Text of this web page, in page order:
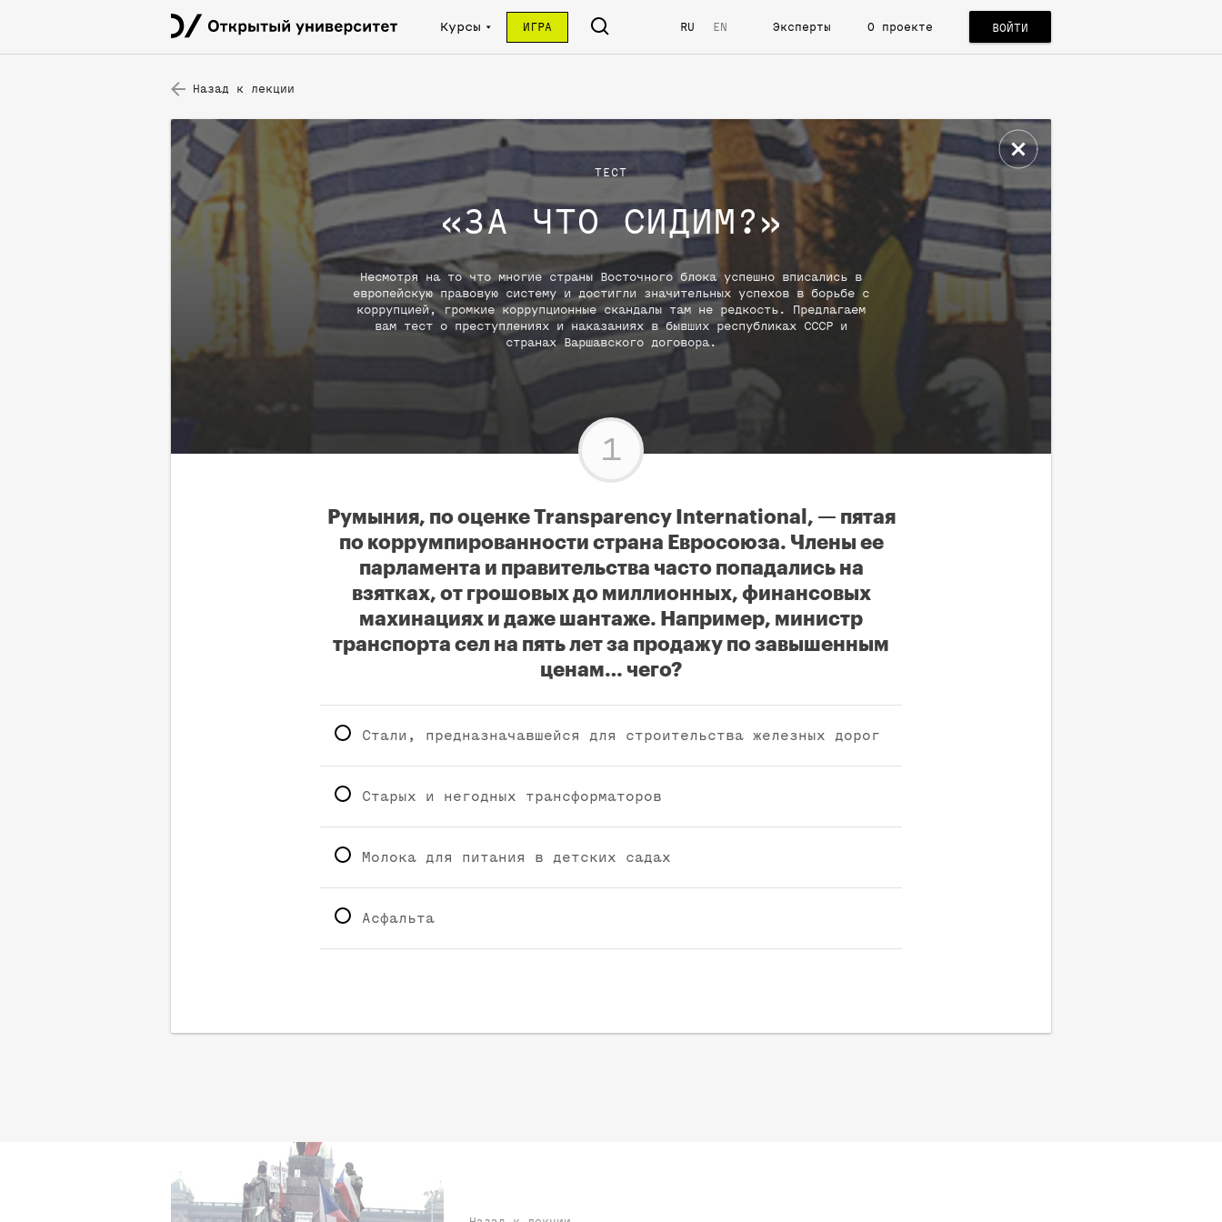
Курсы ИГРА RU EN Эксперты О проекте ВОЙТИ
Назад к лекции
ТЕСТ
«ЗА ЧТО СИДИМ? »
Несмотря на то что многие страны Восточного блока успешно вписались в
европейскую правовую систему и достигли значительных успехов в борьбе с
коррупцией, громкие коррупционные скандалы там не редкость. Предлагаем
вам тест о преступлениях и наказаниях в бывших республиках СССР и
странах Варшавского договора.
1
Румыния, по оценке Transparency International, — пятая
по коррумпированности страна Евросоюза. Члены ее
парламента и правительства часто попадались на
взятках, от грошовых до миллионных, финансовых
махинациях и даже шантаже. Например, министр
транспорта сел на пять лет за продажу по завышенным
ценам… чего?
Стали, предназначавшейся для строительства железных дорог
Старых и негодных трансформаторов
Молока для питания в детских садах
Асфальта